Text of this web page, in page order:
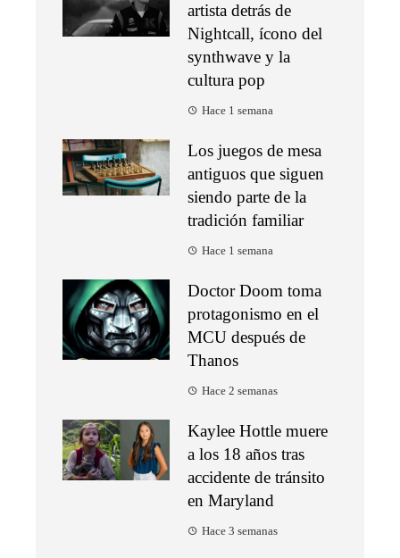
artista detrás de
Nightcall, ícono del
synthwave y la
cultura pop
Hace 1 semana
Los juegos de mesa
antiguos que siguen
siendo parte de la
tradición familiar
Hace 1 semana
Doctor Doom toma
protagonismo en el
MCU después de
Thanos
Hace 2 semanas
Kaylee Hottle muere
a los 18 años tras
accidente de tránsito
en Maryland
Hace 3 semanas